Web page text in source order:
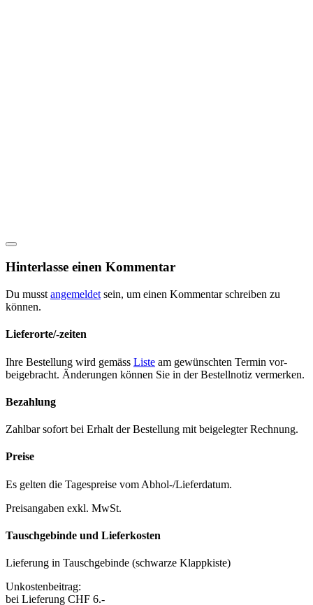
Hinterlasse einen Kommentar
Du musst angemeldet sein, um einen Kommentar schreiben zu
können.
Lieferorte/-zeiten
Ihre Bestel­lung wird gemäss Liste am gewün­scht­en Ter­min vor­
beige­bracht. Änderun­gen kön­nen Sie in der Bestell­no­tiz ver­merken.
Bezahlung
Zahlbar sofort bei Erhalt der Bestel­lung mit beigelegter Rech­nung.
Preise
Es gel­ten die Tage­spreise vom Abhol-/Liefer­da­tum.
Preisangaben exkl. MwSt.
Tauschgebinde und Lieferkosten
Liefer­ung in Tauschge­binde (schwarze Klapp­kiste)
Unkosten­beitrag:
bei Liefer­ung CHF 6.-